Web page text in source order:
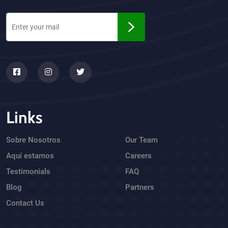
Links
Sobre Nosotros
Aquí estamos
Testimonials
Blog
Contact Us
Our Team
Careers
FAQ
Partners